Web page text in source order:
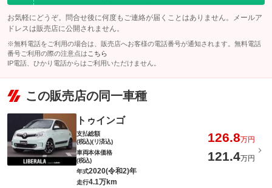
お気軽にどうぞ。問合せ後に何度もご連絡が届くことはありません。メールア
ドレスは販売店に公開されません。
※無料電話をご利用の場合は、販売店へお客様の電話番号が通知されます。無料電話
番号ご利用の際の注意点は こちら
IP電話、ひかり電話からはご利用いただけません。
この販売店の同一車種
トゥインゴ
支払総額
(税込)(リ済込)
126.8万円
車両本体価格
(税込)
121.4万円
年式2020(令和2)年
走行4.1万km